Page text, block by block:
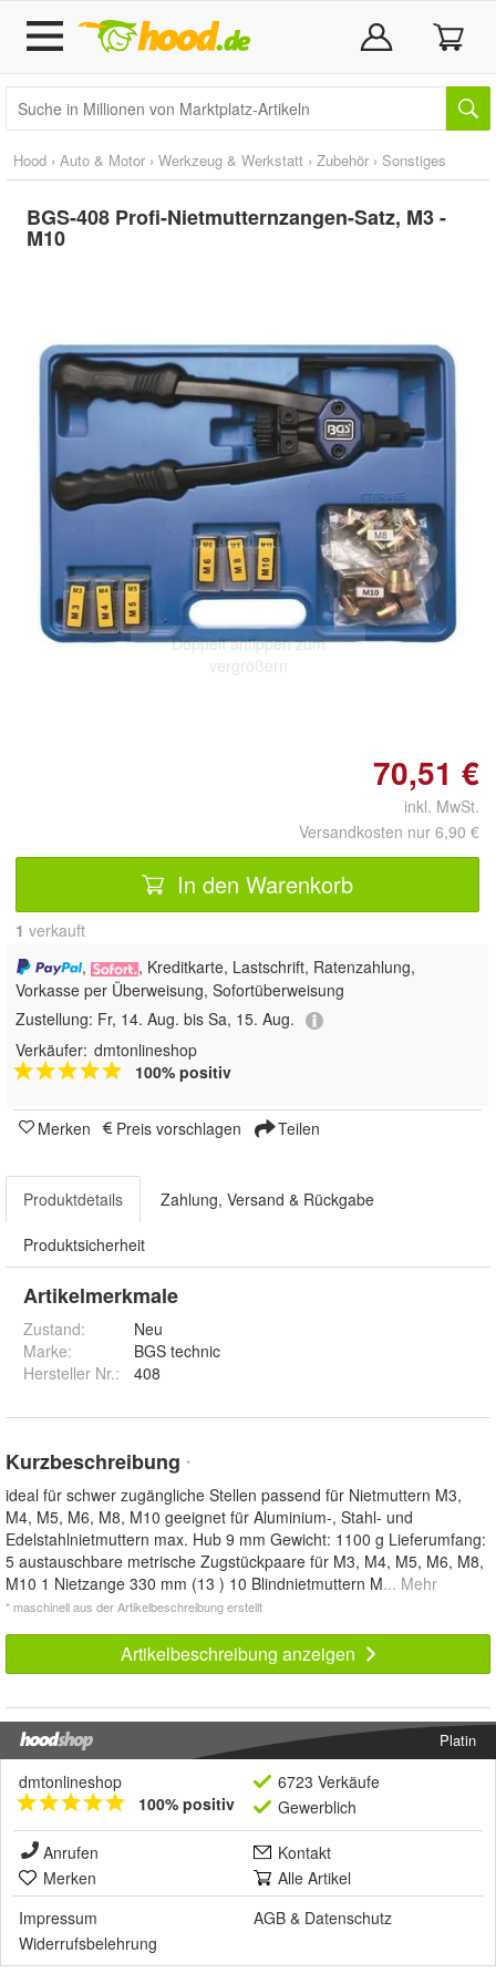
Hood › Auto & Motor › Werkzeug & Werkstatt › Zubehör › Sonstiges
BGS-408 Profi-Nietmutternzangen-Satz, M3 -
M10
Doppelt antippen zum
vergrößern
70,51 €
inkl. MwSt.
Versandkosten nur 6,90 €
In den Warenkorb
1 verkauft
,
, Kreditkarte, Lastschrift, Ratenzahlung,
Vorkasse per Überweisung, Sofortüberweisung
Zustellung: Fr, 14. Aug. bis Sa, 15. Aug.
Verkäufer: dmtonlineshop
100% positiv
Merken Preis vorschlagen Teilen
Produktdetails Zahlung, Versand & Rückgabe
Produktsicherheit
Artikelmerkmale
Zustand:
Neu
Marke:
BGS technic
Hersteller Nr.:
408
Kurzbeschreibung *
ideal für schwer zugängliche Stellen passend für Nietmuttern M3,
M4, M5, M6, M8, M10 geeignet für Aluminium-, Stahl- und
Edelstahlnietmuttern max. Hub 9 mm Gewicht: 1100 g Lieferumfang:
5 austauschbare metrische Zugstückpaare für M3, M4, M5, M6, M8,
M10 1 Nietzange 330 mm (13 ) 10 Blindnietmuttern M... Mehr
* maschinell aus der Artikelbeschreibung erstellt
Artikelbeschreibung anzeigen
Platin
dmtonlineshop
100% positiv
6723 Verkäufe
Gewerblich
Anrufen
Kontakt
Merken
Alle Artikel
Impressum
AGB & Datenschutz
Widerrufsbelehrung